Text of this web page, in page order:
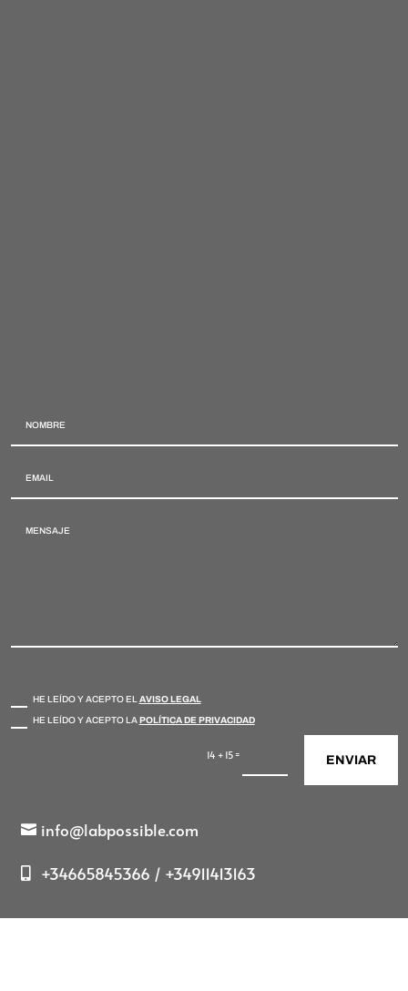
HE LEÍDO Y ACEPTO EL AVISO LEGAL
HE LEÍDO Y ACEPTO LAPOLÍTICA DE PRIVACIDAD
14 + 15= ENVIAR
info@labpossible.com
+34665845366 / +34911413163